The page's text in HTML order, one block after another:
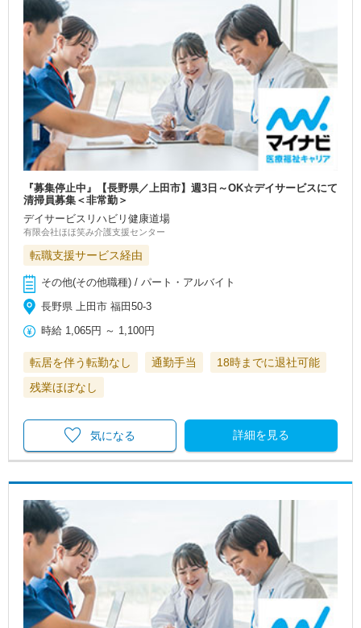
『募集停止中』【長野県／上田市】週3日～OK☆デイサービスにて
清掃員募集＜非常勤＞
デイサービスリハビリ健康道場
有限会社ほほ笑み介護支援センター
転職支援サービス経由
その他(その他職種) / パート・アルバイト
長野県 上田市 福田50-3
時給 1,065円 ～ 1,100円
転居を伴う転勤なし 通勤手当
18時までに退社可能
残業ほぼなし
詳細を見る
気になる